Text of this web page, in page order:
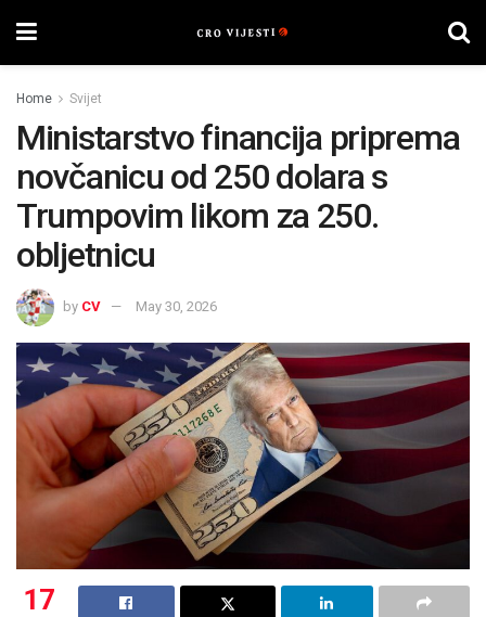
Home Svijet
Ministarstvo financija priprema
novčanicu od 250 dolara s
Trumpovim likom za 250.
obljetnicu
by CV May 30, 2026
17